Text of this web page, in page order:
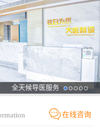
全天候导医服务
在线咨询